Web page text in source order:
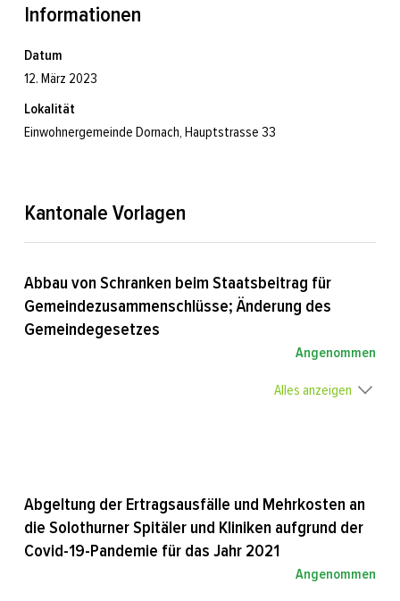
Informationen
Datum
12. März 2023
Lokalität
Einwohnergemeinde Dornach, Hauptstrasse 33
Kantonale Vorlagen
Abbau von Schranken beim Staatsbeitrag für
Gemeindezusammenschlüsse; Änderung des
Gemeindegesetzes
Angenommen
Alles anzeigen
Abgeltung der Ertragsausfälle und Mehrkosten an
die Solothurner Spitäler und Kliniken aufgrund der
Covid-19-Pandemie für das Jahr 2021
Angenommen